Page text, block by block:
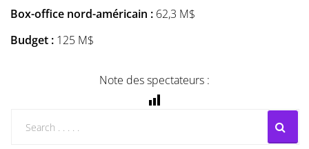
Box-office nord-américain : 62,3 M$
Budget : 125 M$
Note des spectateurs :